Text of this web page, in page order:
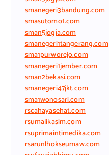
smanegeri3bandung.com
smasutomo1.com
sman5jogja.com
smanegeri1tangerang.com
sma1purworejo.com
smanegeri1jember.com
sman2bekasi.com
smanegeri47jkt.com
sma1wonosari.com
rscahayasehat.com
rsumalikasim.com
rsuprimaintimedika.com
rsarunlhokseumaw.com